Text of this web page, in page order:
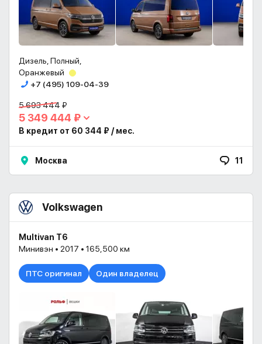
Дизель, Полный,
Оранжевый
+7 (495) 109-04-39
5 693 444 ₽
5 349 444 ₽
В кредит от 60 344 ₽ / мес.
Москва 11
Volkswagen
Multivan T6
Минивэн • 2017 • 165,500 км
ПТС оригинал Один владелец